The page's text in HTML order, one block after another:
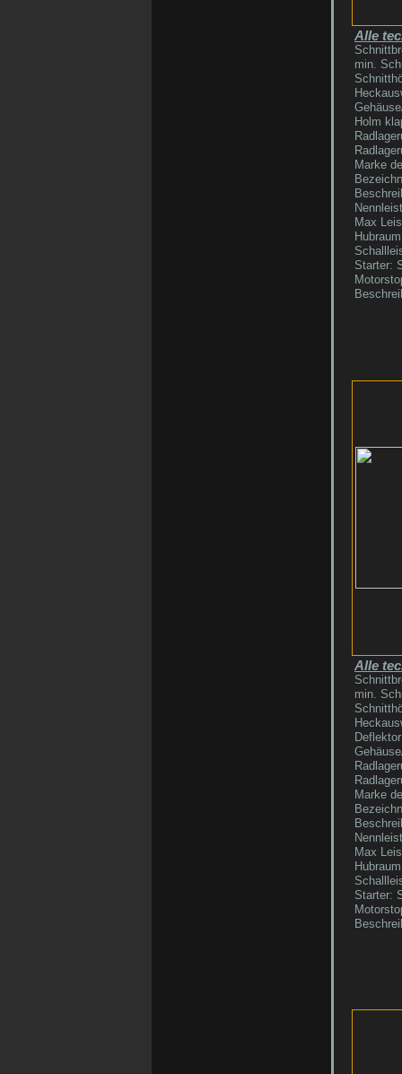
Alle
min.
Holm
Marke
Max
Starter:
Alle
min.
Marke
Max
Starter: